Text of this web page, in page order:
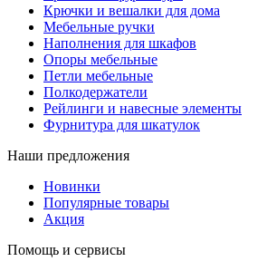
Крючки и вешалки для дома
Мебельные ручки
Наполнения для шкафов
Опоры мебельные
Петли мебельные
Полкодержатели
Рейлинги и навесные элементы
Фурнитура для шкатулок
Наши предложения
Новинки
Популярные товары
Акция
Помощь и сервисы